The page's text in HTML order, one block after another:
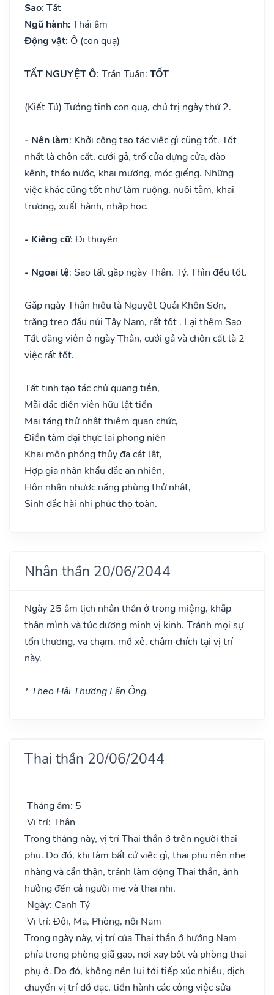
Sao: Tất
Ngũ hành: Thái âm
Động vật: Ô (con quạ)
TẤT NGUYỆT Ô: Trần Tuấn: TỐT
(Kiết Tú) Tướng tinh con quạ, chủ trị ngày thứ 2.
- Nên làm: Khởi công tạo tác việc gì cũng tốt. Tốt
nhất là chôn cất, cưới gả, trổ cửa dựng cửa, đào
kênh, tháo nước, khai mương, móc giếng. Những
việc khác cũng tốt như làm ruộng, nuôi tằm, khai
trương, xuất hành, nhập học.
- Kiêng cữ: Đi thuyền
- Ngoại lệ: Sao tất gặp ngày Thân, Tý, Thìn đều tốt.
Gặp ngày Thân hiệu là Nguyệt Quải Khôn Sơn,
trăng treo đầu núi Tây Nam, rất tốt . Lại thêm Sao
Tất đăng viên ở ngày Thân, cưới gả và chôn cất là 2
việc rất tốt.
Tất tinh tạo tác chủ quang tiền,
Mãi dắc điền viên hữu lật tiền
Mai táng thử nhật thiêm quan chức,
Điền tàm đại thực lai phong niên
Khai môn phóng thủy đa cát lật,
Hợp gia nhân khẩu đắc an nhiên,
Hôn nhân nhược năng phùng thử nhật,
Sinh đắc hài nhi phúc thọ toàn.
Nhân thần 20/06/2044
Ngày 25 âm lịch nhân thần ở trong miệng, khắp
thân mình và túc dương minh vị kinh. Tránh mọi sự
tổn thương, va chạm, mổ xẻ, châm chích tại vị trí
này.
* Theo Hải Thượng Lãn Ông.
Thai thần 20/06/2044
Tháng âm: 5
Vị trí: Thân
Trong tháng này, vị trí Thai thần ở trên người thai
phụ. Do đó, khi làm bất cứ việc gì, thai phụ nên nhẹ
nhàng và cẩn thận, tránh làm động Thai thần, ảnh
hưởng đến cả người mẹ và thai nhi.
Ngày: Canh Tý
Vị trí: Đôi, Ma, Phòng, nội Nam
Trong ngày này, vị trí của Thai thần ở hướng Nam
phía trong phòng giã gạo, nơi xay bột và phòng thai
phụ ở. Do đó, không nên lui tới tiếp xúc nhiều, dịch
chuyển vị trí đồ đạc, tiến hành các công việc sửa